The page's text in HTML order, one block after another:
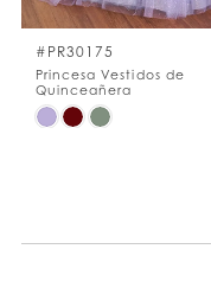
#PR30175
Princesa Vestidos de
Quinceañera
Skip
to